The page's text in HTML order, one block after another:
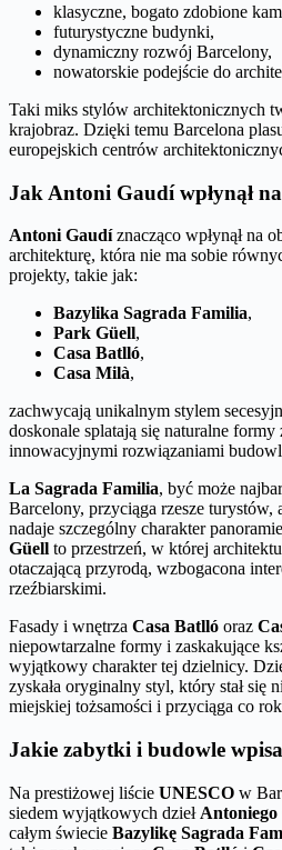
klasyczne, bogato zdobione
futurystyczne budynki,
dynamiczny rozwój Barcelony,
nowatorskie podejście do
Taki miks stylów architektonicznych
krajobraz. Dzięki temu Barcelona
europejskich centrów
Jak Antoni Gaudí wpłynął
Antoni Gaudíznacząco wpłynął na
architekturę, która nie ma sobie
projekty, takie jak:
Bazylika Sagrada Familia,
Park Güell,
Casa Batlló,
Casa Milà,
zachwycają unikalnym stylem
doskonale splatają się naturalne
innowacyjnymi rozwiązaniami
La Sagrada Familia, być może
Barcelony, przyciąga rzesze turystów,
nadaje szczególny charakter
Güell to przestrzeń, w której
otaczającą przyrodą, wzbogacona
rzeźbiarskimi.
Fasady i wnętrza Casa Batlló oraz
niepowtarzalne formy i zaskakujące
wyjątkowy charakter tej dzielnicy.
zyskała oryginalny styl, który stał się
miejskiej tożsamości i przyciąga co
Jakie zabytki i budowle
Na prestiżowej liście UNESCO w
siedem wyjątkowych dzieł Antoniego
całym świecie Bazylikę Sagrada